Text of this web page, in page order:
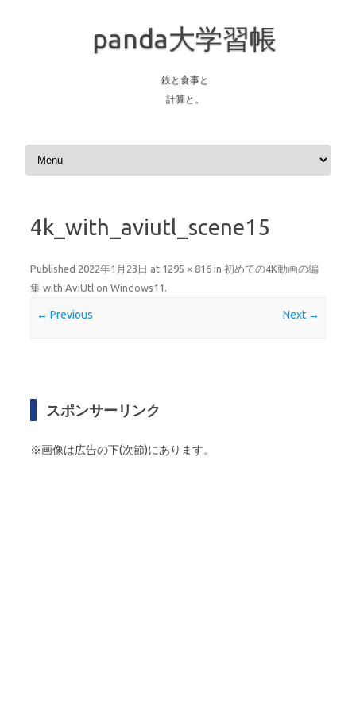
panda大学習帳
鉄と食事と
計算と。
Skip to content
4k_with_aviutl_scene15
Published 2022年1月23日 at 1295 × 816 in 初めての4K動画の編
集 with AviUtl on Windows11 .
← Previous Next →
スポンサーリンク
※画像は広告の下(次節)にあります。